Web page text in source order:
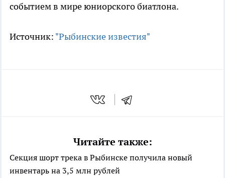
событием в мире юниорского биатлона.
Источник: "Рыбинские известия"
Читайте также:
Секция шорт трека в Рыбинске получила новый
инвентарь на 3,5 млн рублей